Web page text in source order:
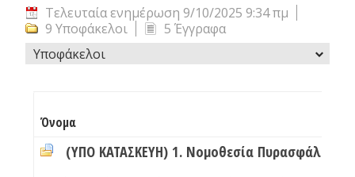
Τελευταία ενημέρωση 9/10/2025 9:34 πμ
9 Υποφάκελοι
5 Έγγραφα
Υποφάκελοι
Όνομα
(ΥΠΟ ΚΑΤΑΣΚΕΥΗ) 1. Νομοθεσία Πυρασφάλειας